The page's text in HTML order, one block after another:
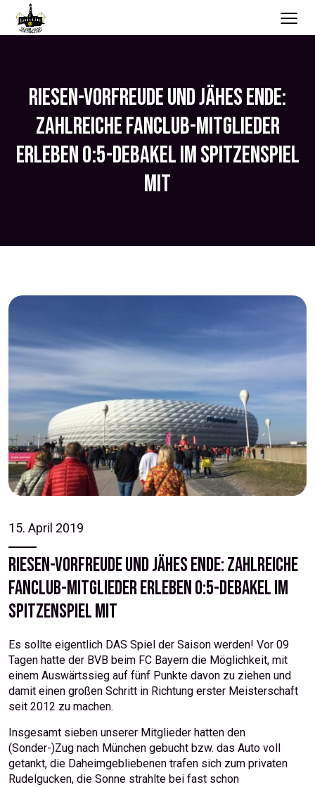
≡
RIESEN-VORFREUDE UND JÄHES ENDE:
ZAHLREICHE FANCLUB-MITGLIEDER
ERLEBEN 0:5-DEBAKEL IM SPITZENSPIEL
MIT
15. April 2019
Riesen-Vorfreude und jähes Ende: Zahlreiche
Fanclub-Mitglieder erleben 0:5-Debakel im
Spitzenspiel mit
Es sollte eigentlich DAS Spiel der Saison werden! Vor 09
Tagen hatte der BVB beim FC Bayern die Möglichkeit, mit
einem Auswärtssieg auf fünf Punkte davon zu ziehen und
damit einen großen Schritt in Richtung erster Meisterschaft
seit 2012 zu machen.
Insgesamt sieben unserer Mitglieder hatten den
(Sonder-)Zug nach München gebucht bzw. das Auto voll
getankt, die Daheimgebliebenen trafen sich zum privaten
Rudelgucken, die Sonne strahlte bei fast schon